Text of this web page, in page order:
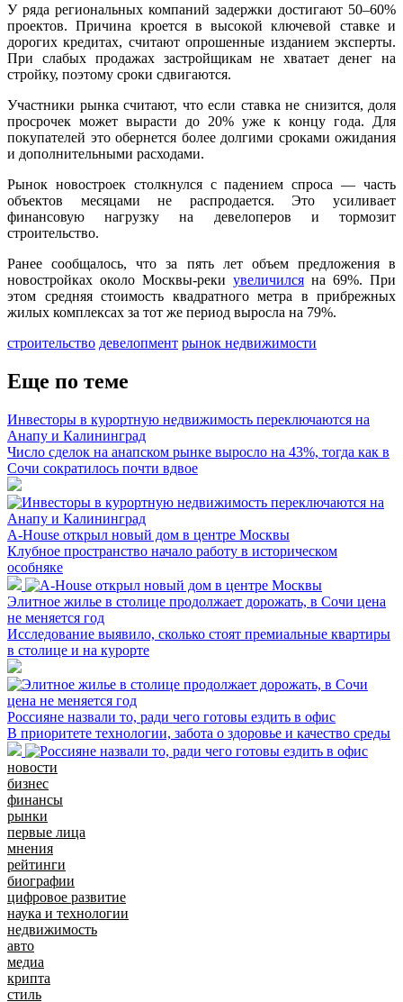
У ряда региональных компаний задержки достигают 50–60%
проектов. Причина кроется в высокой ключевой ставке и
дорогих кредитах, считают опрошенные изданием эксперты.
При слабых продажах застройщикам не хватает денег на
стройку, поэтому сроки сдвигаются.
Участники рынка считают, что если ставка не снизится, доля
просрочек может вырасти до 20% уже к концу года. Для
покупателей это обернется более долгими сроками ожидания
и дополнительными расходами.
Рынок новостроек столкнулся с падением спроса — часть
объектов месяцами не распродается. Это усиливает
финансовую нагрузку на девелоперов и тормозит
строительство.
Ранее сообщалось, что за пять лет объем предложения в
новостройках около Москвы-реки увеличился на 69%. При
этом средняя стоимость квадратного метра в прибрежных
жилых комплексах за тот же период выросла на 79%.
строительство девелопмент рынок недвижимости
Еще по теме
Инвесторы в курортную недвижимость переключаются на
Анапу и Калининград
Число сделок на анапском рынке выросло на 43%, тогда как в
Сочи сократилось почти вдвое
A-House открыл новый дом в центре Москвы
Клубное пространство начало работу в историческом
особняке
Элитное жилье в столице продолжает дорожать, в Сочи цена
не меняется год
Исследование выявило, сколько стоят премиальные квартиры
в столице и на курорте
Россияне назвали то, ради чего готовы ездить в офис
В приоритете технологии, забота о здоровье и качество среды
новости
бизнес
финансы
рынки
первые лица
мнения
рейтинги
биографии
цифровое развитие
наука и технологии
недвижимость
авто
медиа
крипта
стиль